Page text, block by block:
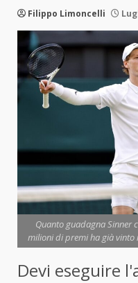
Filippo Limoncelli
Quanto guadagna Sinner
milioni di premi ha già vinto
Devi eseguire